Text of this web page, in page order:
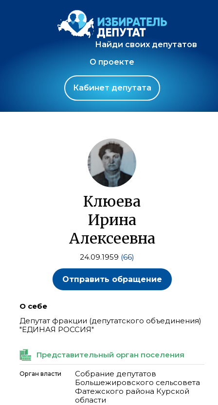
Найди своих депутатов
О проекте
Кабинет депутата
Клюева
Ирина
Алексеевна
24.09.1959 (66)
Отправить обращение
О себе
Депутат фракции (депутатского объединения)
"ЕДИНАЯ РОССИЯ"
Представительный орган поселения
Орган власти
Собрание депутатов
Большежировского сельсовета
Фатежского района Курской
области